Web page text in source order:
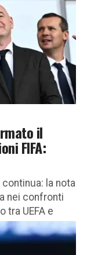
il
FIFA:
la nota
nei confronti
tra UEFA e